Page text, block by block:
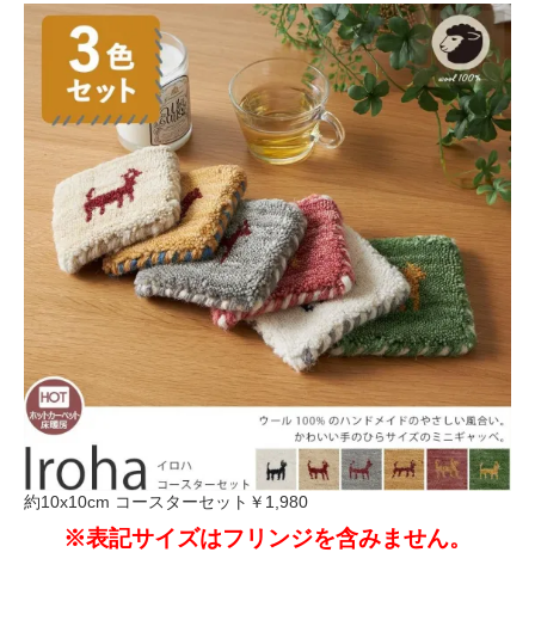
約10x10cm コースターセット ￥1,980
※表記サイズはフリンジを含みません。